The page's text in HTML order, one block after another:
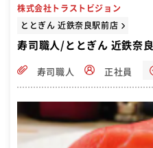
株式会社トラストビジョン
ととぎん 近鉄奈良駅前店
寿司職人/ととぎん 近鉄奈
寿司職人 正社員